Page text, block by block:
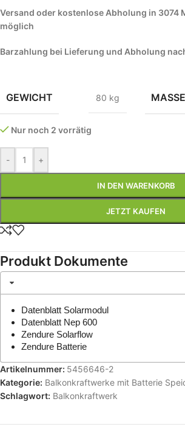
Versand oder kostenlose Abholung in 3074
möglich
Barzahlung bei Lieferung und Abholung
GEWICHT 80 kg MASSE
Nur noch 2 vorrätig
- +
IN DEN WARENKORB
JETZT KAUFEN
Produkt Dokumente
Datenblatt Solarmodul
Datenblatt Nep 600
Zendure Solarflow
Zendure Batterie
Artikelnummer: 5456646-2
Kategorie: Balkonkraftwerke mit Batterie
Schlagwort: Balkonkraftwerk